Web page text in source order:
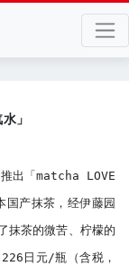
」
出「matcha LOVE
国产抹茶，经伊藤园
抹茶的微苦、柠檬的
日元/瓶（含税，